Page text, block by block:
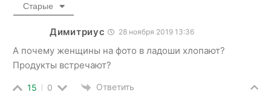
Старые
Димитриус 28 ноября 2019 13:36
А почему женщины на фото в ладоши хлопают?
Продукты встречают?
15 0 Ответить